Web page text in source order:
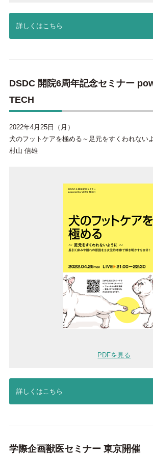
詳しくはこちら
DSDC 開院6周年記念セミナー
TECH
2022年4月25日（月）
犬のフットケアを極める～足元をすくわれない
村山 信雄
PDFを見る
詳しくはこちら
学際企画獣医セミナー 東京開催